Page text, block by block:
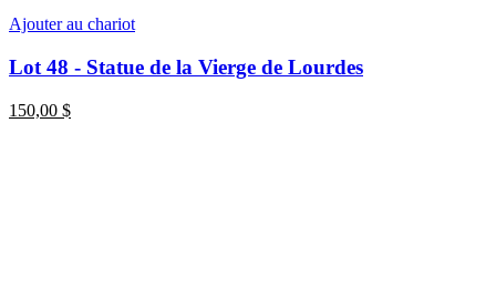
Ajouter au chariot
Lot 48 - Statue de la Vierge de Lourdes
150,00 $